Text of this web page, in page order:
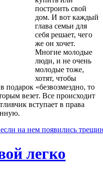
построить свой
дом. И вот каждый
глава семьи для
себя решает, чего
же он хочет.
Многие молодые
люди, и не очень
молодые тоже,
хотят, чтобы
подарок «безвозмездно, то
везет. Все происходит
вступает в права
на нем появились
легко